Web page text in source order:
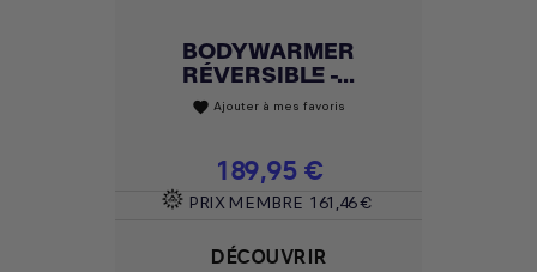
BODYWARMER
RÉVERSIBLE -...
favorite Ajouter à mes favoris
Prix
189,95 €
PRIX MEMBRE 161,46 €
DÉCOUVRIR